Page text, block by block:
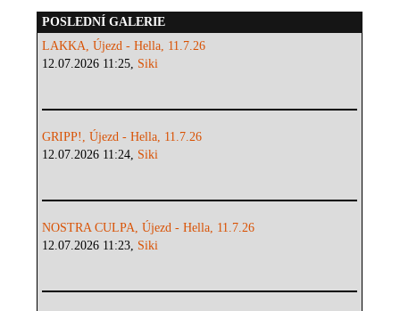
POSLEDNÍ GALERIE
LAKKA, Újezd - Hella, 11.7.26
12.07.2026 11:25, Siki
GRIPP!, Újezd - Hella, 11.7.26
12.07.2026 11:24, Siki
NOSTRA CULPA, Újezd - Hella, 11.7.26
12.07.2026 11:23, Siki